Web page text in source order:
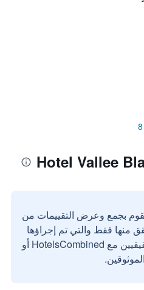
بجمع وعرض التقييمات من
منها فقط والتي تم إجراؤها
بواسطة مستخدمين حقيقيين مع HotelsCombined أو